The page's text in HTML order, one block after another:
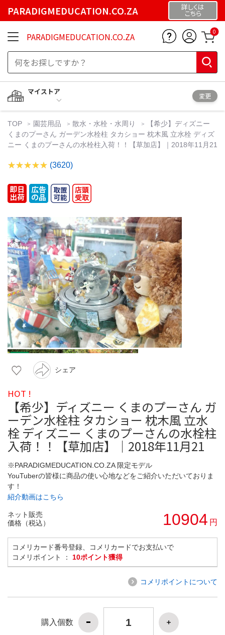
PARADIGMEDUCATION.CO.ZA 詳しくは
こちら
PARADIGMEDUCATION.CO.ZA 0
マイストア
変更
TOP 園芸用品 散水・水栓・水周り
【希少】ディズニー
くまのプーさん ガーデン水栓柱 タカショー 枕木風 立水栓 ディズ
ニー くまのプーさんの水栓柱入荷！！【草加店】｜2018年11月21
(3620)
シェア
HOT !
【希少】ディズニー くまのプーさん ガ
ーデン水栓柱 タカショー 枕木風 立水
栓 ディズニー くまのプーさんの水栓柱
入荷！！【草加店】｜2018年11月21
※PARADIGMEDUCATION.CO.ZA 限定モデル
YouTuberの皆様に商品の使い心地などをご紹介いただいておりま
す！
紹介動画はこちら
ネット販売
価格（税込）
10904 円
コメリカード番号登録、コメリカードでお支払いで
コメリポイント ： 10ポイント獲得
コメリポイントについて
購入個数